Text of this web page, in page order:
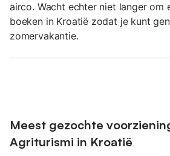
airco. Wacht echter niet langer om
boeken in Kroatië zodat je kunt
zomervakantie.
Meest gezochte
Agriturismi in Kroatië